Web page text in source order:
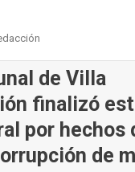
de Villa
finalizó
por hechos
de